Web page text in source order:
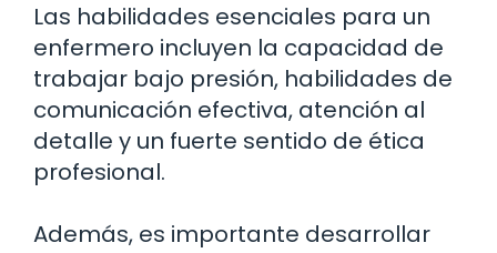
Las habilidades esenciales para un
enfermero incluyen la capacidad de
trabajar bajo presión, habilidades de
comunicación efectiva, atención al
detalle y un fuerte sentido de ética
profesional.
Además, es importante desarrollar